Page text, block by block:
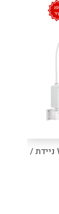
מנורת בדיקה Welch Allyn GS 300 LED ניידת /